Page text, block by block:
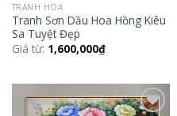
TRANH HOA
Tranh Sơn Dầu Hoa Hồng Kiêu
Sa Tuyệt Đẹp
Giá từ: 1,600,000₫